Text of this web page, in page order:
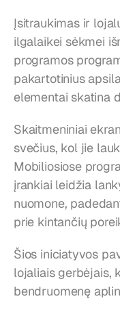
Įsitraukimas ir
ilgalaikei sėkmei
programos
pakartotinius
elementai skatina
Skaitmeniniai
svečius, kol jie
Mobiliosiose
įrankiai leidžia
nuomone,
prie kintančių
Šios iniciatyvos
lojaliais gerbėjais,
bendruomenę